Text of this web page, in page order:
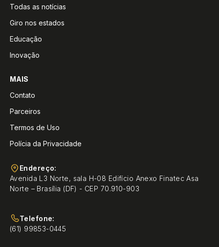
Todas as notícias
Giro nos estados
Educação
Inovação
MAIS
Contato
Parceiros
Termos de Uso
Polícia da Privacidade
Endereço:
Avenida L3 Norte, sala H-08 Edifício Anexo Finatec Asa
Norte – Brasília (DF) - CEP 70.910-903
Telefone:
(61) 99853-0445